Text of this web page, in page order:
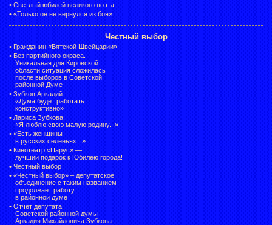
• Светлый юбилей великого поэта
• «Только он не вернулся из боя»
Честный выбор
• Гражданин «Вятской Швейцарии»
• Без партийного окраса.
Уникальная для Кировской
области ситуация сложилась
после выборов в Советской
районной Думе
• Зубков Аркадий:
«Дума будет работать
конструктивно»
• Лариса Зубкова:
«Я люблю свою малую родину...»
• «Есть женщины
в русских селеньях...»
• Кинотеатр «Парус» —
лучший подарок к Юбилею города!
• Честный выбор
• «Честный выбор» – депутатское
объединение с таким названием
продолжает работу
в районной думе
• Отчет депутата
Советской районной думы
Аркадия Михайловича Зубкова